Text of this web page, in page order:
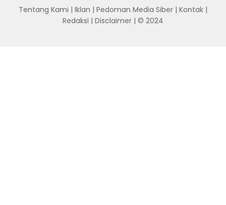
Tentang Kami | Iklan | Pedoman Media Siber | Kontak |
Redaksi | Disclaimer | © 2024